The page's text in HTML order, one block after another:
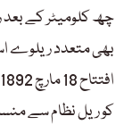
چھ کلومیٹر کے بعد
بھی متعدد ریلوے
کو ریل نظام سے